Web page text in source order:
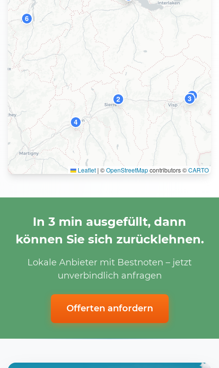
2 3
4
6
7
Leaflet | ©OpenStreetMapcontributors ©CARTO
In 3 min ausgefüllt, dann
können Sie sich zurücklehnen.
Lokale Anbieter mit Bestnoten – jetzt
unverbindlich anfragen
Offerten anfordern